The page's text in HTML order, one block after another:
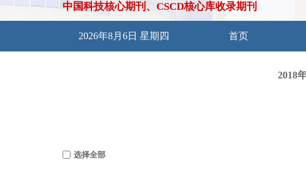
中国科技核心期刊、CSCD核心库收录期刊
2026年8月6日 星期四 首页
2018
选择全部